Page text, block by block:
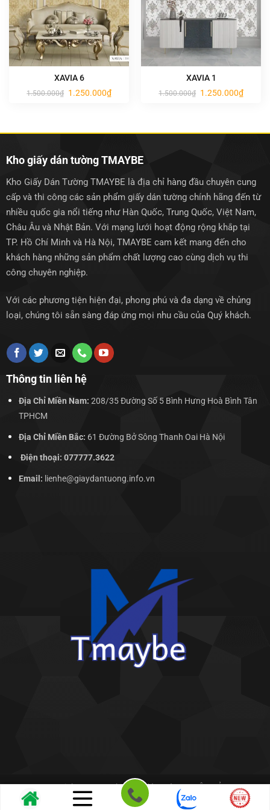
XAVIA 6
1.500.000₫ Giá
gốc
1.250.000₫Giá
hiện
XAVIA 1
1.500.000₫ Giá
gốc
1.250.000₫Giá
hiện
Kho giấy dán tường TMAYBE
Kho Giấy Dán Tường TMAYBE là địa chỉ hàng đầu chuyên cung
cấp và thi công các sản phẩm giấy dán tường chính hãng đến từ
nhiều quốc gia nổi tiếng như Hàn Quốc, Trung Quốc, Việt Nam,
Châu Âu và Nhật Bản. Với mạng lưới hoạt động rộng khắp tại
TP. Hồ Chí Minh và Hà Nội, TMAYBE cam kết mang đến cho
khách hàng những sản phẩm chất lượng cao cùng dịch vụ thi
công chuyên nghiệp.
Với các phương tiện hiện đại, phong phú và đa dạng về chủng
loại, chúng tôi sẵn sàng đáp ứng mọi nhu cầu của Quý khách.
Thông tin liên hệ
Địa Chỉ Miền Nam: 208/35 Đường Số 5 Bình Hưng Hoà Bình Tân
TPHCM
Địa Chỉ Miền Bắc: 61 Đường Bở Sông Thanh Oai Hà Nội
Điện thoại: 077777.3622
Email: lienhe@giaydantuong.info.vn
Copyright 2026 ©Kho giấy dán tường THIÊN BẢO